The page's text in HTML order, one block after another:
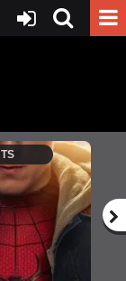
TS